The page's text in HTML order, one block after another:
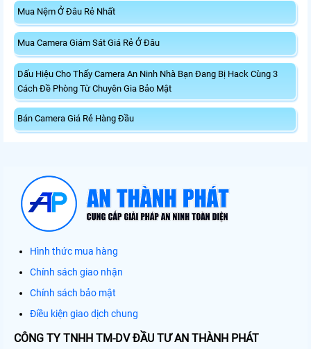
Mua Nệm Ở Đâu Rẻ Nhất
Mua Camera Giám Sát Giá Rẻ Ở Đâu
Dấu Hiệu Cho Thấy Camera An Ninh Nhà Bạn Đang Bị Hack Cùng 3
Cách Đề Phòng Từ Chuyên Gia Bảo Mật
Bán Camera Giá Rẻ Hàng Đầu
Hình thức mua hàng
Chính sách giao nhận
Chính sách bảo mật
Điều kiện giao dịch chung
CÔNG TY TNHH TM-DV ĐẦU TƯ AN THÀNH PHÁT